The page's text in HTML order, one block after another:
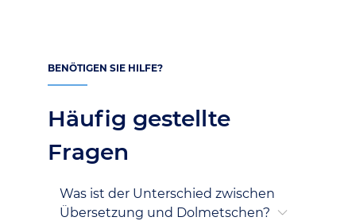
BENÖTIGEN SIE HILFE?
Häufig gestellte
Fragen
Was ist der Unterschied zwischen
Übersetzung und Dolmetschen?